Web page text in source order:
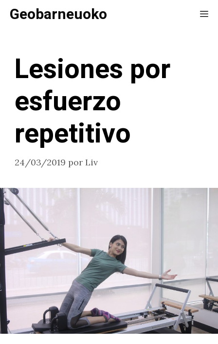
SaltarGeobarneuoko
Lesiones por
esfuerzo
repetitivo
24/03/2019 por Liv